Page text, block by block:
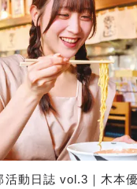
動日誌 vol.3｜木本